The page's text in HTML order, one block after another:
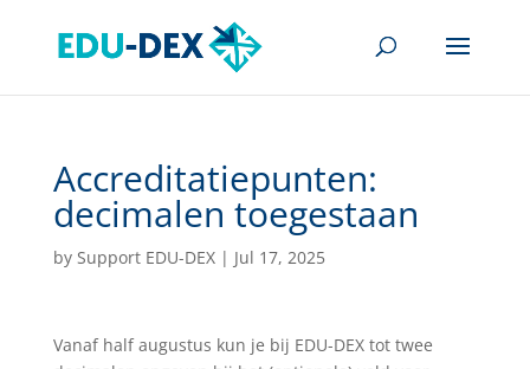
Accreditatiepunten:
decimalen toegestaan
by Support EDU-DEX| Jul 17, 2025
Vanaf half augustus kun je bij EDU-DEX tot twee